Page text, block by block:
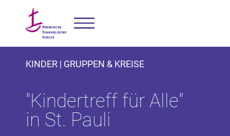
KINDER | GRUPPEN & KREISE
"Kindertreff für Alle"
in St. Pauli